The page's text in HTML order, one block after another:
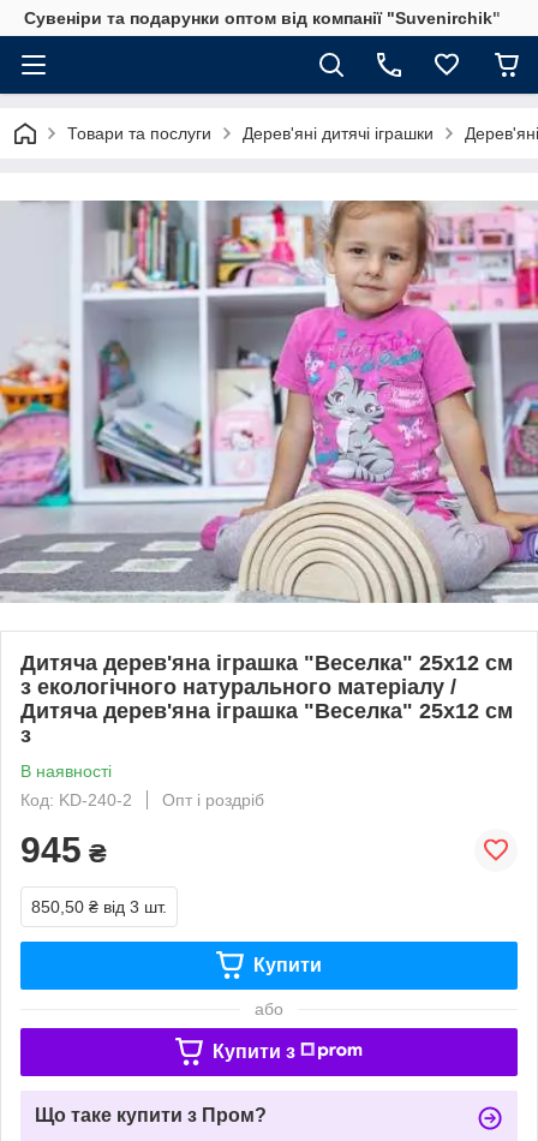
Сувеніри та подарунки оптом від компанії "Suvenirchik"
Товари та послуги Дерев'яні дитячі іграшки
Дитяча дерев'яна іграшка "Веселка" 25х12 см
з екологічного натурального матеріалу /
Дитяча дерев'яна іграшка "Веселка" 25х12 см
з
В наявності
Код: KD-240-2
Опт і роздріб
945 ₴
850,50 ₴ від 3 шт.
Купити
або
Купити з
Що таке купити з Пром?